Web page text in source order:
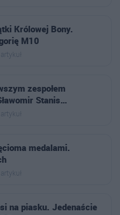
Królowej Bony.
M10
zespołem
Stanis…
medalami.
na piasku. Jedenaście